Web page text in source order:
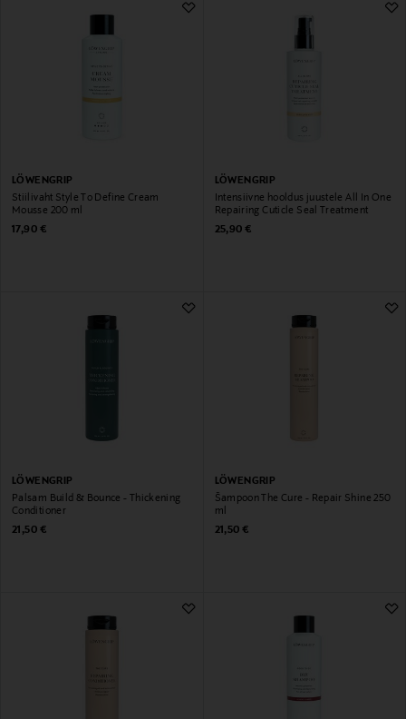
LÖWENGRIP
Stiilivaht Style To Define Cream
Mousse 200 ml
Original Price
17,90 €
LÖWENGRIP
Intensiivne hooldus juustele All In One
Repairing Cuticle Seal Treatment
Original Price
25,90 €
LÖWENGRIP
Palsam Build & Bounce - Thickening
Conditioner
Original Price
21,50 €
LÖWENGRIP
Šampoon The Cure - Repair Shine 250
ml
Original Price
21,50 €